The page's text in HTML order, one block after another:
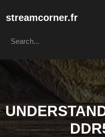
streamcorner.fr
for: